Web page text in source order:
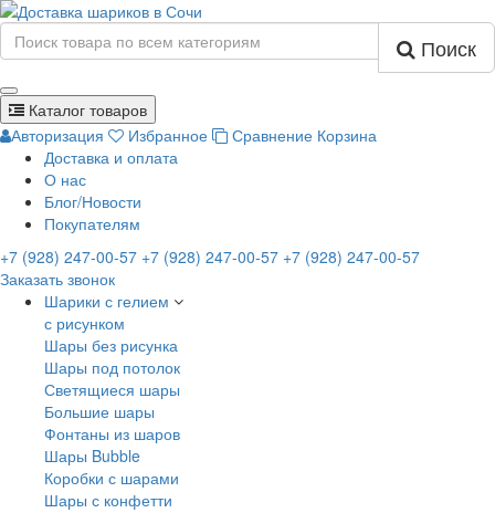
Поиск
Каталог товаров
Авторизация
Избранное Сравнение Корзина
Доставка и оплата
О нас
Блог/Новости
Покупателям
+7 (928) 247-00-57 +7 (928) 247-00-57 +7 (928) 247-00-57
Заказать звонок
Шарики с гелием
с рисунком
Шары без рисунка
Шары под потолок
Светящиеся шары
Большие шары
Фонтаны из шаров
Шары Bubble
Коробки с шарами
Шары с конфетти